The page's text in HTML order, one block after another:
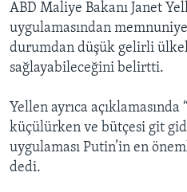
ABD Maliye Bakanı Janet
uygulamasından
durumdan düşük gelirli
sağlayabileceğini belirtti.
Yellen ayrıca açıklamasında
küçülürken ve bütçesi git
uygulaması Putin’in en
dedi.